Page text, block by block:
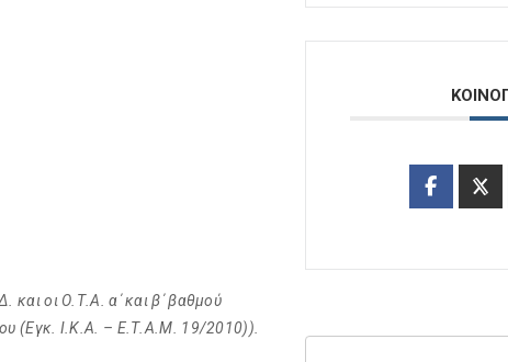
οι Ο.Τ.Α. α΄ και β΄ βαθμού
(Εγκ. Ι.Κ.Α. – Ε.Τ.Α.Μ. 19/2010)).